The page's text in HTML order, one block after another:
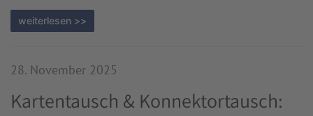
weiterlesen >>
28. November 2025
Kartentausch & Konnektortausch: